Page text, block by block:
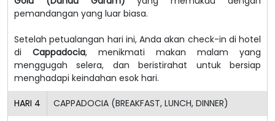
pemandangan yang luar biasa.
Setelah petualangan hari ini, Anda akan check-in di hotel
di Cappadocia, menikmati makan malam yang
menggugah selera, dan beristirahat untuk bersiap
menghadapi keindahan esok hari.
HARI 4 CAPPADOCIA (BREAKFAST, LUNCH, DINNER)